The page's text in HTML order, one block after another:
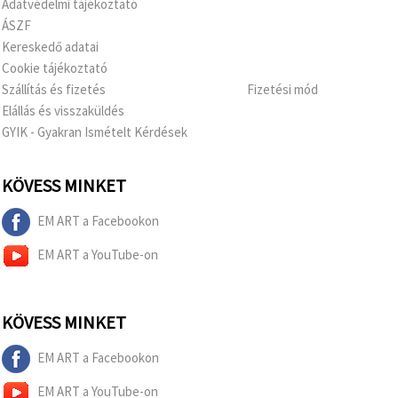
Adatvédelmi tájékoztató
ÁSZF
Kereskedő adatai
Cookie tájékoztató
Szállítás és fizetés
Elállás és visszaküldés
GYIK - Gyakran Ismételt Kérdések
Fizetési mód
KÖVESS MINKET
EM ART a Facebookon
EM ART a YouTube-on
KÖVESS MINKET
EM ART a Facebookon
EM ART a YouTube-on